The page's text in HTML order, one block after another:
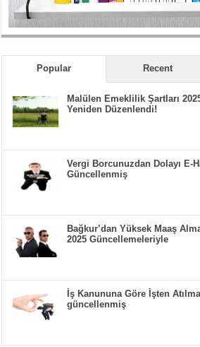
Popular Recent
Malülen Emeklilik Şartları
Yeniden Düzenlendi!
Vergi Borcunuzdan Dolayı E-
Güncellenmiş
Bağkur’dan Yüksek Maaş
2025 Güncellemeleriyle
İş Kanununa Göre İşten
güncellenmiş